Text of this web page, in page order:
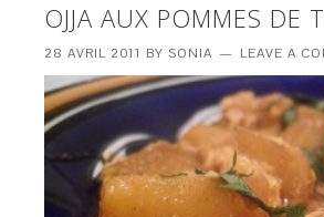
OJJA AUX POMMES DE
28 AVRIL 2011 BYSONIA LEAVE A